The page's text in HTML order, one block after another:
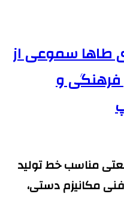
طاها سموعی از
فرهنگی و
مناسب خط تولید
مکانیزم دستی،